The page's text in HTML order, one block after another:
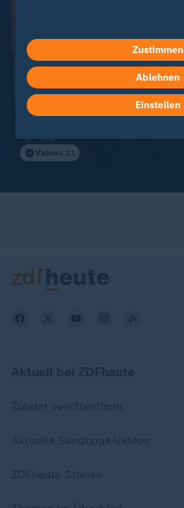
Koalitionsverhandlungen nach der Wahl:
CDU und SPD sehen sich
Video4:21
Zustimmen
Ablehnen
Einstellen